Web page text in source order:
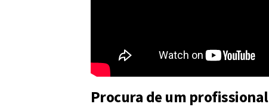
Procura de um profissional